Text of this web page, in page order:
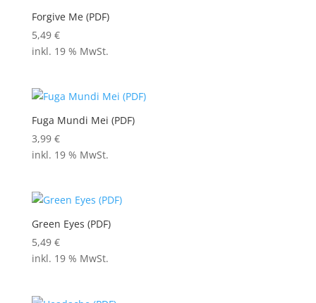
Forgive Me (PDF)
5,49 €
inkl. 19 % MwSt.
Fuga Mundi Mei (PDF)
3,99 €
inkl. 19 % MwSt.
Green Eyes (PDF)
5,49 €
inkl. 19 % MwSt.